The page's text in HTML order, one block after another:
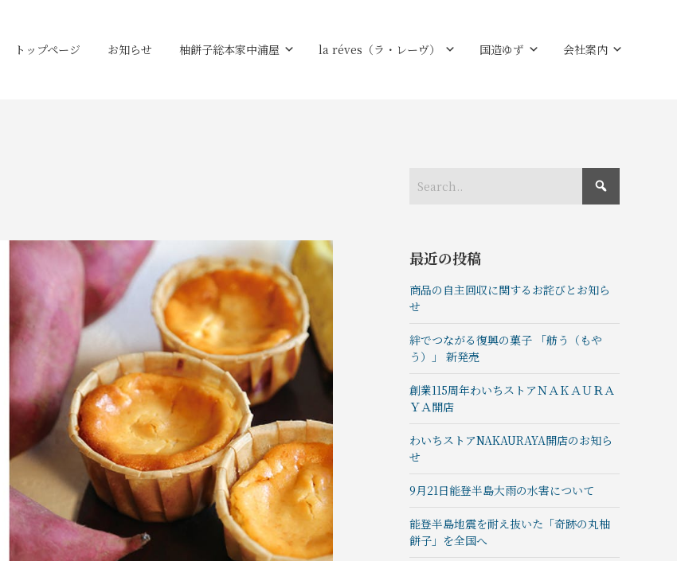
トップページ お知らせ 柚餅子総本家中浦屋 la réves（ラ・レーヴ） 国造ゆず 会社案内
最近の投稿
商品の自主回収に関するお詫びとお知ら
せ
絆でつながる復興の菓⼦ 「舫う（もや
う）」 新発売
創業115周年わいちストアＮＡＫＡＵＲＡ
ＹＡ開店
わいちストアNAKAURAYA開店のお知ら
せ
9月21日能登半島大雨の水害について
能登半島地震を耐え抜いた「奇跡の丸柚
餅子」を全国へ